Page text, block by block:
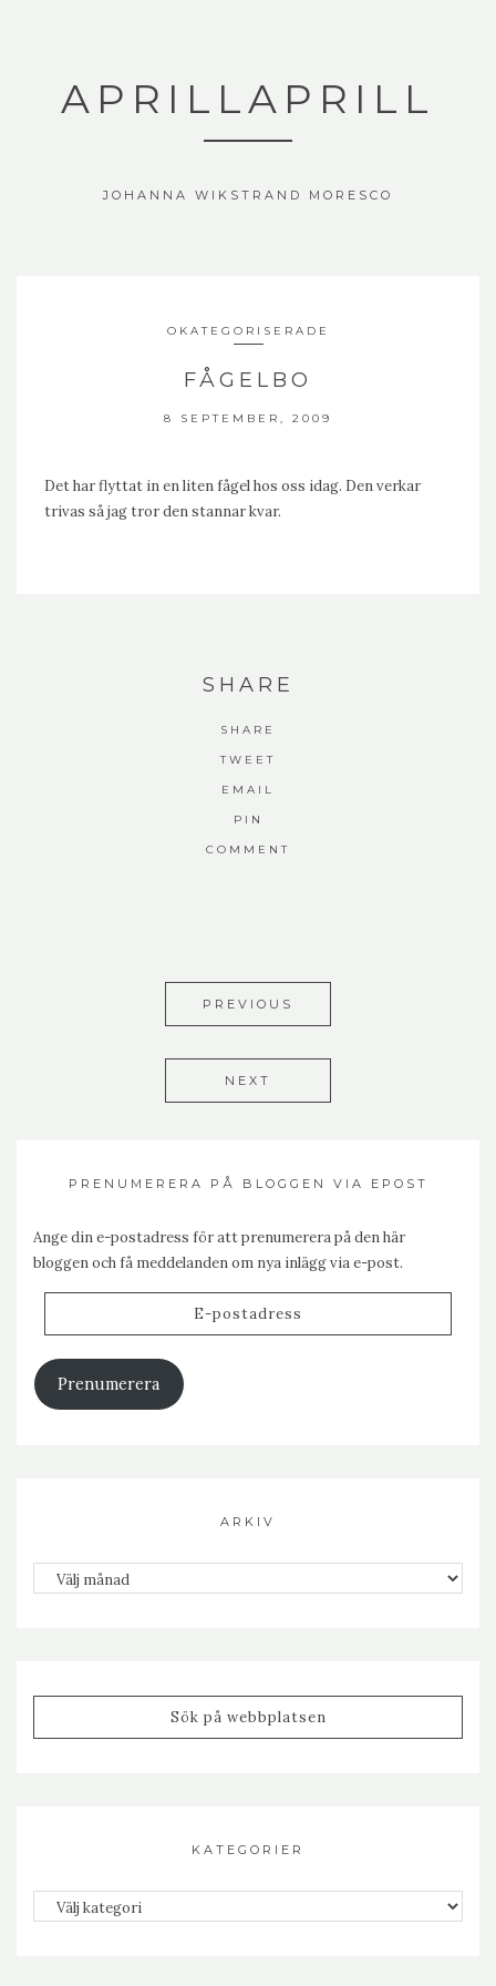
APRILLAPRILL
JOHANNA WIKSTRAND MORESCO
OKATEGORISERADE
FÅGELBO
8 SEPTEMBER, 2009
Det har flyttat in en liten fågel hos oss idag. Den verkar
trivas så jag tror den stannar kvar.
SHARE
SHARE
TWEET
EMAIL
PIN
COMMENT
PREVIOUS
NEXT
PRENUMERERA PÅ BLOGGEN VIA EPOST
Ange din e-postadress för att prenumerera på den här
bloggen och få meddelanden om nya inlägg via e-post.
Prenumerera
ARKIV
Arkiv
KATEGORIER
Kategorier